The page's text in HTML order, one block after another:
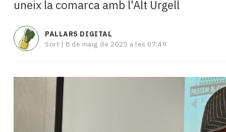
mitjans
temps
Reportatges
Entrevistes
A
uneix la comarca amb l'Alt Urgell
PALLARS DIGITAL
Sort | 8 de maig de 2025 a les 07:49